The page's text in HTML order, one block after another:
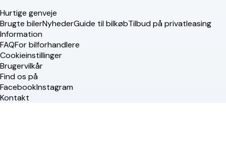
Hurtige genveje
Brugte bilerNyhederGuide til bilkøbTilbud på privatleasing
Information
FAQFor bilforhandlere
Cookieinstillinger
Brugervilkår
Find os på
FacebookInstagram
Kontakt